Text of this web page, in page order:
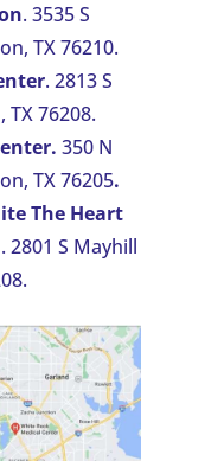
. 3535 S
TX 76210.
. 2813 S
76208.
350 N
TX 76205.
The Heart
. 2801 S Mayhill